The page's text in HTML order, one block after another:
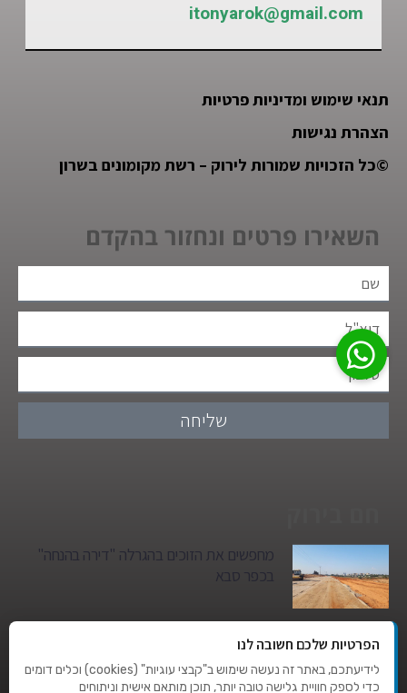
itonyarok@gmail.com
תנאי שימוש ומדיניות פרטיות
הצהרת נגישות
©כל הזכויות שמורות לירוק – רשת מקומונים בשרון
השאירו פרטים ונחזור בהקדם
שליחה
מחפשים את הזוכים בהגרלה "דירה בהנחה"
בכפר סבא
גן הילדים של מרים סיטי יהפוך למגדל מגורים:
סגירת מעגל היסטורית במגדיאלהפרטיות שלכם חשובה לנו
לידיעתכם, באתר זה נעשה שימוש ב"קבצי עוגיות" (cookies) וכלים דומים
כדי לספק חוויית גלישה טובה יותר, תוכן מותאם אישית וניתוחים